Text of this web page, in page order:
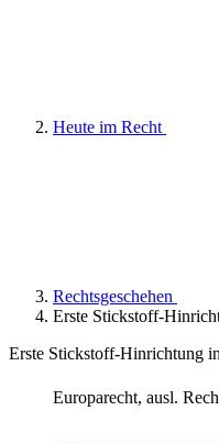
Heute im Recht
Rechtsgeschehen
Erste Stickstoff-
Erste Stickstoff-Hinrichtung
Europarecht, ausl.